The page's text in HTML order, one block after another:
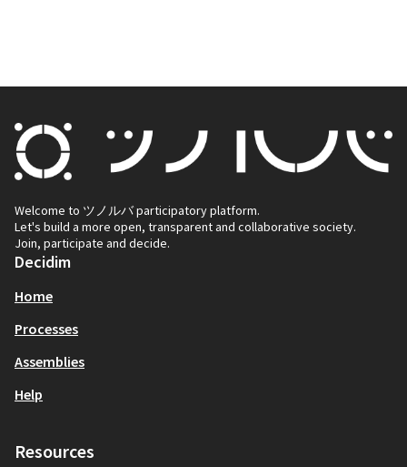
Welcome to ツノルバ participatory platform.
Let's build a more open, transparent and collaborative society.
Join, participate and decide.
Decidim
Home
Processes
Assemblies
Help
Resources